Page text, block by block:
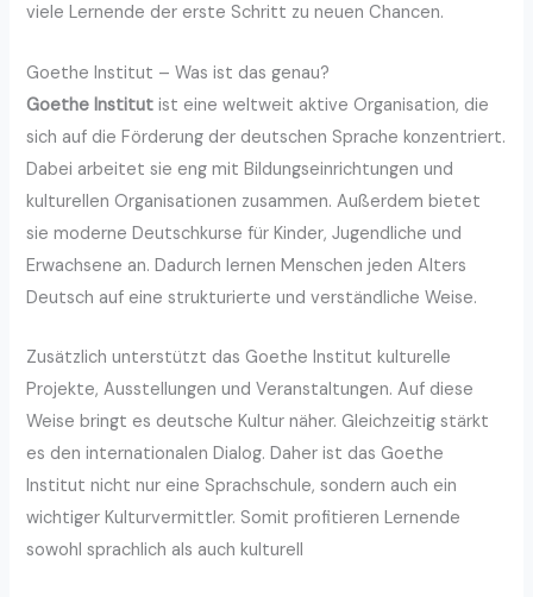
viele Lernende der erste Schritt zu neuen Chancen.
Goethe Institut – Was ist das genau?
Goethe Institut ist eine weltweit aktive Organisation, die
sich auf die Förderung der deutschen Sprache konzentriert.
Dabei arbeitet sie eng mit Bildungseinrichtungen und
kulturellen Organisationen zusammen. Außerdem bietet
sie moderne Deutschkurse für Kinder, Jugendliche und
Erwachsene an. Dadurch lernen Menschen jeden Alters
Deutsch auf eine strukturierte und verständliche Weise.
Zusätzlich unterstützt das Goethe Institut kulturelle
Projekte, Ausstellungen und Veranstaltungen. Auf diese
Weise bringt es deutsche Kultur näher. Gleichzeitig stärkt
es den internationalen Dialog. Daher ist das Goethe
Institut nicht nur eine Sprachschule, sondern auch ein
wichtiger Kulturvermittler. Somit profitieren Lernende
sowohl sprachlich als auch kulturell